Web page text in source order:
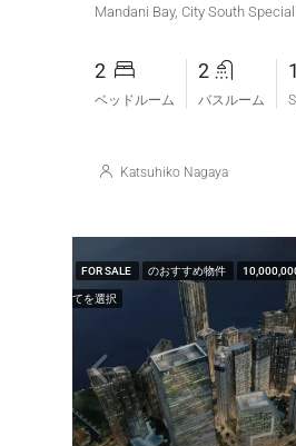
2
ベッドルーム
2
バスルーム
Katsuhiko Nagaya
FOR SALE のおすすめ物件
てを選択